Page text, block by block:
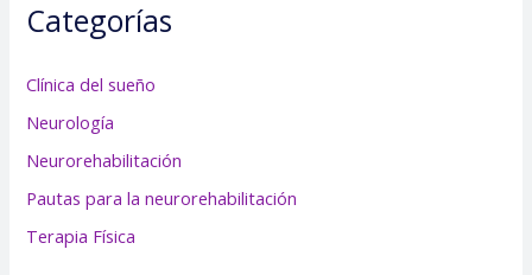
Categorías
Clínica del sueño
Neurología
Neurorehabilitación
Pautas para la neurorehabilitación
Terapia Física